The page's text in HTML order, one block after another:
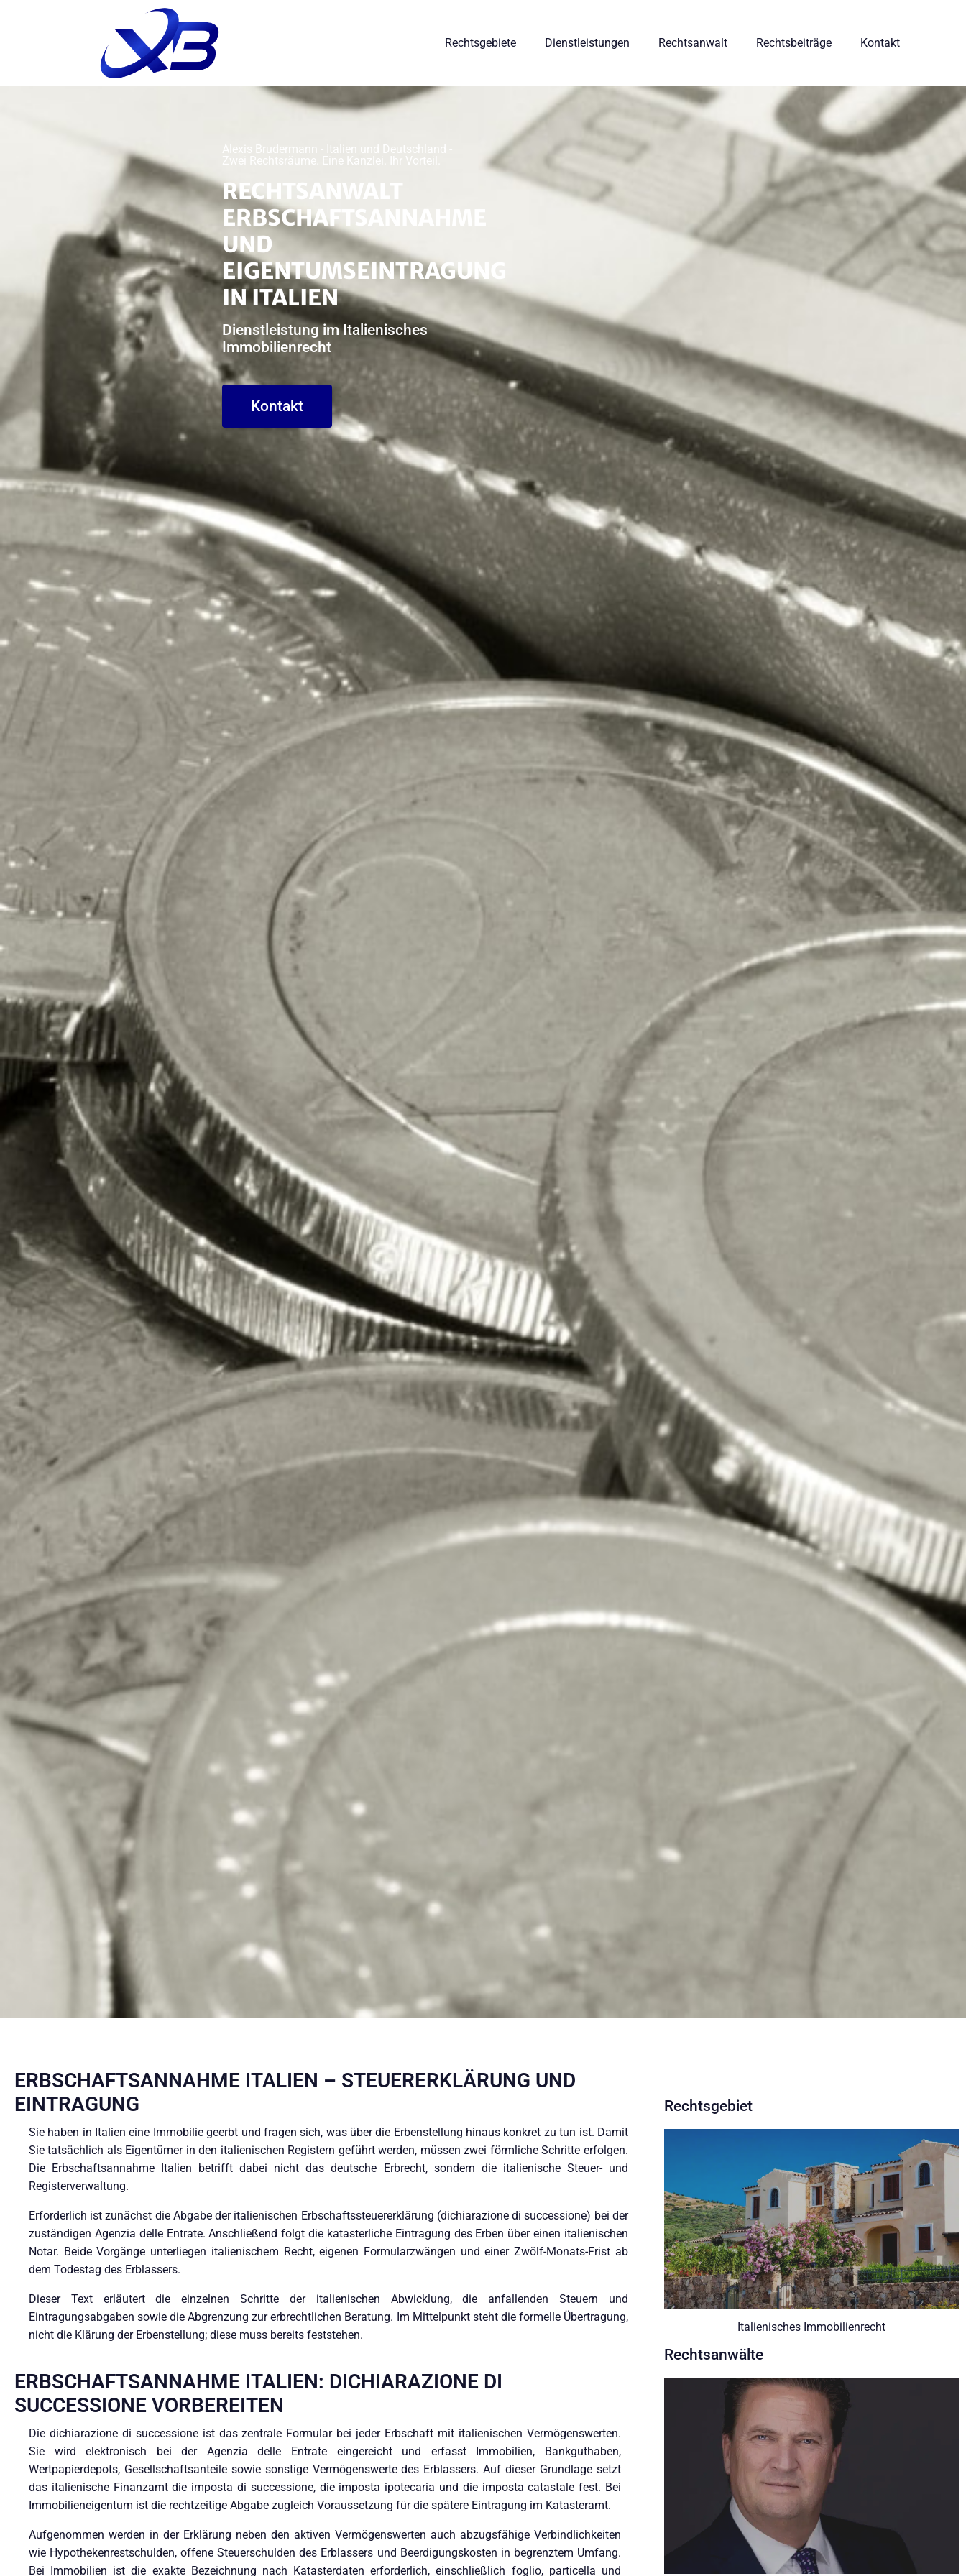
Rechtsgebiete Dienstleistungen Rechtsanwalt Rechtsbeiträge Kontakt
Alexis Brudermann - Italien und Deutschland -
Zwei Rechtsräume. Eine Kanzlei. Ihr Vorteil.
RECHTSANWALT
ERBSCHAFTSANNAHME
UND
EIGENTUMSEINTRAGUNG
IN ITALIEN
Dienstleistung im Italienisches
Immobilienrecht
Kontakt
ERBSCHAFTSANNAHME ITALIEN – STEUERERKLÄRUNG UND
EINTRAGUNG
Sie haben in Italien eine Immobilie geerbt und fragen sich, was über die Erbenstellung hinaus konkret zu tun ist. Damit
Sie tatsächlich als Eigentümer in den italienischen Registern geführt werden, müssen zwei förmliche Schritte erfolgen.
Die Erbschaftsannahme Italien betrifft dabei nicht das deutsche Erbrecht, sondern die italienische Steuer- und
Registerverwaltung.
Erforderlich ist zunächst die Abgabe der italienischen Erbschaftssteuererklärung (dichiarazione di successione) bei der
zuständigen Agenzia delle Entrate. Anschließend folgt die katasterliche Eintragung des Erben über einen italienischen
Notar. Beide Vorgänge unterliegen italienischem Recht, eigenen Formularzwängen und einer Zwölf-Monats-Frist ab
dem Todestag des Erblassers.
Dieser Text erläutert die einzelnen Schritte der italienischen Abwicklung, die anfallenden Steuern und
Eintragungsabgaben sowie die Abgrenzung zur erbrechtlichen Beratung. Im Mittelpunkt steht die formelle Übertragung,
nicht die Klärung der Erbenstellung; diese muss bereits feststehen.
ERBSCHAFTSANNAHME ITALIEN: DICHIARAZIONE DI
SUCCESSIONE VORBEREITEN
Die dichiarazione di successione ist das zentrale Formular bei jeder Erbschaft mit italienischen Vermögenswerten.
Sie wird elektronisch bei der Agenzia delle Entrate eingereicht und erfasst Immobilien, Bankguthaben,
Wertpapierdepots, Gesellschaftsanteile sowie sonstige Vermögenswerte des Erblassers. Auf dieser Grundlage setzt
das italienische Finanzamt die imposta di successione, die imposta ipotecaria und die imposta catastale fest. Bei
Immobilieneigentum ist die rechtzeitige Abgabe zugleich Voraussetzung für die spätere Eintragung im Katasteramt.
Aufgenommen werden in der Erklärung neben den aktiven Vermögenswerten auch abzugsfähige Verbindlichkeiten
wie Hypothekenrestschulden, offene Steuerschulden des Erblassers und Beerdigungskosten in begrenztem Umfang.
Bei Immobilien ist die exakte Bezeichnung nach Katasterdaten erforderlich, einschließlich foglio, particella und
Rechtsgebiet
Italienisches Immobilienrecht
Rechtsanwälte